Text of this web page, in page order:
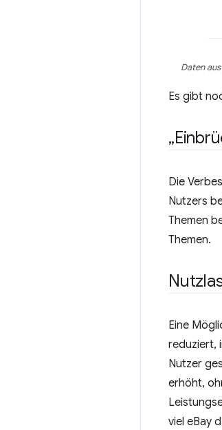
Daten
Es gibt
Die
Nutzers
Themen
Themen.
Eine
reduziert,
Nutzer
erhöht,
viel eBay